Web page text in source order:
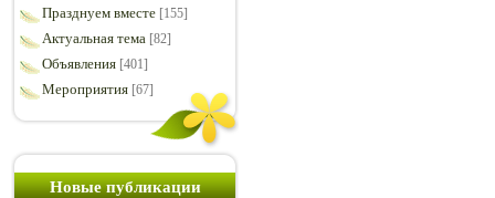
Празднуем вместе [155]
Актуальная тема [82]
Объявления [401]
Мероприятия [67]
Новые публикации